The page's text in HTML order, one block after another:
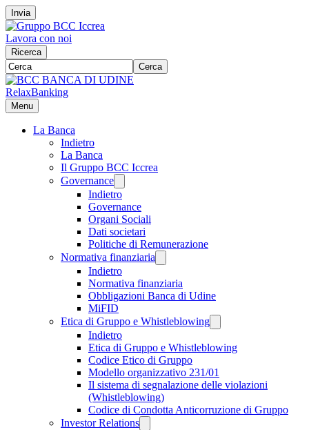
Invia
Lavora con noi
Ricerca
Cerca
RelaxBanking
Menu
La Banca
Indietro
La Banca
Il Gruppo BCC Iccrea
Governance
Indietro
Governance
Organi Sociali
Dati societari
Politiche di Remunerazione
Normativa finanziaria
Indietro
Normativa finanziaria
Obbligazioni Banca di Udine
MiFID
Etica di Gruppo e Whistleblowing
Indietro
Etica di Gruppo e Whistleblowing
Codice Etico di Gruppo
Modello organizzativo 231/01
Il sistema di segnalazione delle violazioni
(Whistleblowing)
Codice di Condotta Anticorruzione di Gruppo
Investor Relations